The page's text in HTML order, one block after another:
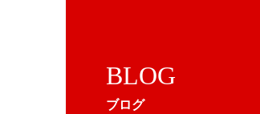
BLOG
ブログ